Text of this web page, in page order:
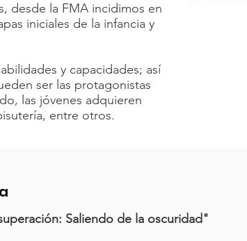
desde la FMA incidimos en
iniciales de la infancia y
y capacidades; así
ser las protagonistas
las jóvenes adquieren
entre otros.
Saliendo de la oscuridad"